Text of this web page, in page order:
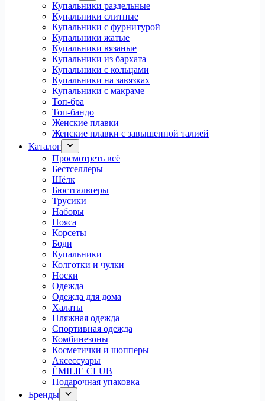
Купальники раздельные
Купальники слитные
Купальники с фурнитурой
Купальники жатые
Купальники вязаные
Купальники из бархата
Купальники с кольцами
Купальники на завязках
Купальники с макраме
Топ-бра
Топ-бандо
Женские плавки
Женские плавки с завышенной талией
Каталог
Просмотреть всё
Бестселлеры
Шёлк
Бюстгальтеры
Трусики
Наборы
Пояса
Корсеты
Боди
Купальники
Колготки и чулки
Носки
Одежда
Одежда для дома
Халаты
Пляжная одежда
Спортивная одежда
Комбинезоны
Косметички и шопперы
Аксессуары
ÉMILIE CLUB
Подарочная упаковка
Бренды